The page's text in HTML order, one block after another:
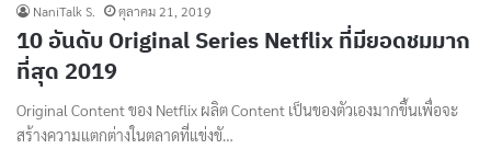
NaniTalk S. ตุลาคม 21, 2019
10 อันดับ Original Series Netflix ที่มียอดชมมาก
ที่สุด 2019
Original Content ของ Netflix ผลิต Content เป็นของตัวเองมากขึ้นเพื่อจะ
สร้างความแตกต่างในตลาดที่แข่งขั…